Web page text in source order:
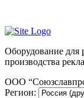
Оборудование для
производства
ООО
Регион: